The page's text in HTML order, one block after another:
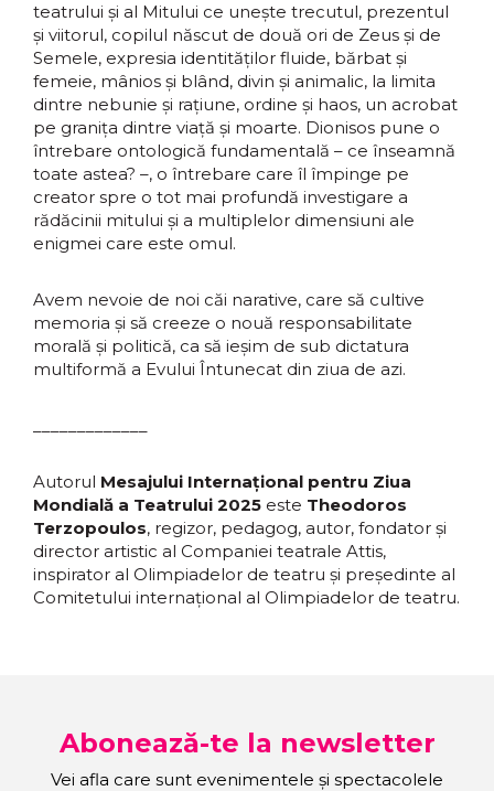
teatrului şi al Mitului ce uneşte trecutul, prezentul
şi viitorul, copilul născut de două ori de Zeus şi de
Semele, expresia identităţilor fluide, bărbat şi
femeie, mânios şi blând, divin şi animalic, la limita
dintre nebunie şi raţiune, ordine şi haos, un acrobat
pe graniţa dintre viaţă şi moarte. Dionisos pune o
întrebare ontologică fundamentală – ce înseamnă
toate astea? –, o întrebare care îl împinge pe
creator spre o tot mai profundă investigare a
rădăcinii mitului şi a multiplelor dimensiuni ale
enigmei care este omul.
Avem nevoie de noi căi narative, care să cultive
memoria şi să creeze o nouă responsabilitate
morală şi politică, ca să ieşim de sub dictatura
multiformă a Evului Întunecat din ziua de azi.
Autorul Mesajului Internațional pentru Ziua
Mondială a Teatrului 2025 este Theodoros
Terzopoulos, regizor, pedagog, autor, fondator şi
director artistic al Companiei teatrale Attis,
inspirator al Olimpiadelor de teatru şi preşedinte al
Comitetului internaţional al Olimpiadelor de teatru.
Abonează-te la newsletter
Vei afla care sunt evenimentele și spectacolele